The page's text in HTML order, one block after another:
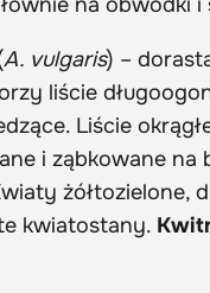
A. vulgaris) –
liście
Liście
i ząbkowane na
żółtozielone,
kwiatostany.